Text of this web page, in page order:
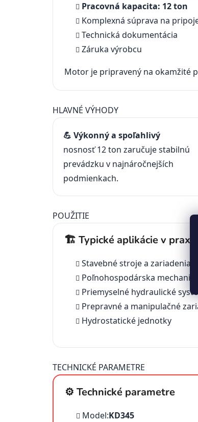
Pracovná kapacita: 12 ton
Komplexná súprava na
Technická dokumentácia
Záruka výrobcu
Motor je pripravený na okamžité
HLAVNÉ VÝHODY
💪 Výkonný a spoľahlivý
nosnosť 12 ton zaručuje stabilnú
prevádzku v najnáročnejších
podmienkach.
POUŽITIE
🏗️ Typické aplikácie v praxi
Stavebné stroje a zariadenia
Poľnohospodárska
Priemyselné hydraulické
Prepravné a manipulačné
Hydrostatické jednotky
TECHNICKÉ PARAMETRE
⚙️ Technické parametre
Model:KD345